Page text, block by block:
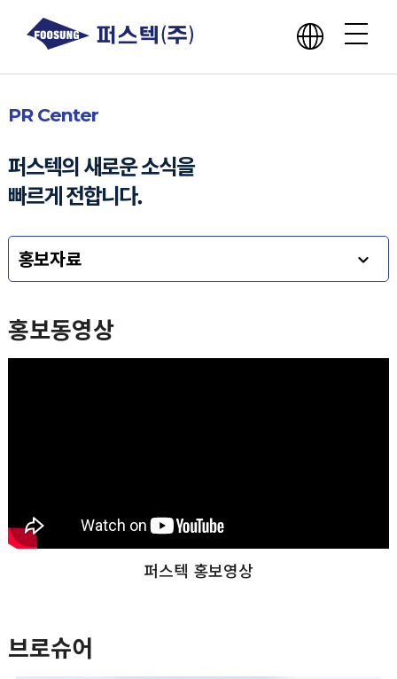
PR Center
퍼스텍의 새로운 소식을
빠르게 전합니다.
홍보자료
홍보동영상
퍼스텍 홍보영상
브로슈어
회사소개
사업분야
윤리경영
홍보센터